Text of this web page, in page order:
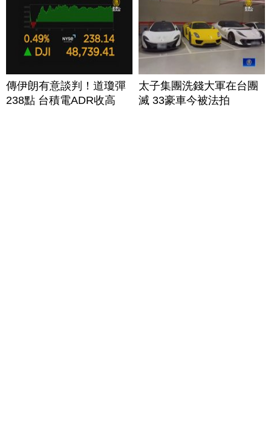
傳伊朗有意談判！道瓊彈
238點 台積電ADR收高
太子集團洗錢大軍在台團
滅 33豪車今被法拍